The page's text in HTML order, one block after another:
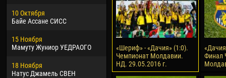
10 Октября
Байе Ассане СИСС
15 Ноября
Мамуту Жуниор УЕДРАОГО
18 Ноября
Натус Джамель СВЕН
02 Марта
Вячеслав КОЗМА
09 Марта
Эммануэль АФЕТСЕ
20 Марта
Хайдер Морено АСПРИЛЬЯ
24
15
24
«Шериф» - «Дачия» (1:0).
Чемпионат Молдавии.
НД. 29.05.2016 г.
Финал